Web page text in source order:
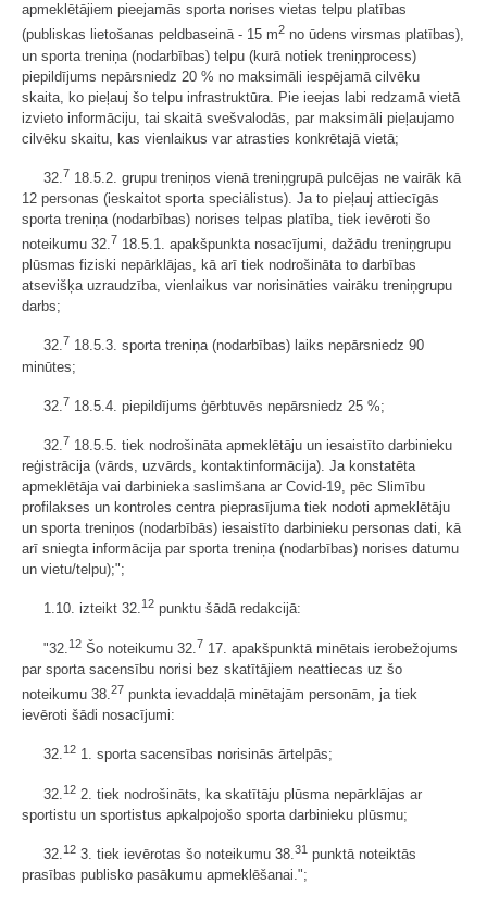
apmeklētājiem pieejamās sporta norises vietas telpu platības
(publiskas lietošanas peldbaseinā - 15 m2 no ūdens virsmas platības),
un sporta treniņa (nodarbības) telpu (kurā notiek treniņprocess)
piepildījums nepārsniedz 20 % no maksimāli iespējamā cilvēku
skaita, ko pieļauj šo telpu infrastruktūra. Pie ieejas labi redzamā vietā
izvieto informāciju, tai skaitā svešvalodās, par maksimāli pieļaujamo
cilvēku skaitu, kas vienlaikus var atrasties konkrētajā vietā;
32.7 18.5.2. grupu treniņos vienā treniņgrupā pulcējas ne vairāk kā
12 personas (ieskaitot sporta speciālistus). Ja to pieļauj attiecīgās
sporta treniņa (nodarbības) norises telpas platība, tiek ievēroti šo
noteikumu 32.7 18.5.1. apakšpunkta nosacījumi, dažādu treniņgrupu
plūsmas fiziski nepārklājas, kā arī tiek nodrošināta to darbības
atsevišķa uzraudzība, vienlaikus var norisināties vairāku treniņgrupu
darbs;
32.7 18.5.3. sporta treniņa (nodarbības) laiks nepārsniedz 90
minūtes;
32. 7 18.5.4. piepildījums ģērbtuvēs nepārsniedz 25 %;
32.7 18.5.5. tiek nodrošināta apmeklētāju un iesaistīto darbinieku
reģistrācija (vārds, uzvārds, kontaktinformācija). Ja konstatēta
apmeklētāja vai darbinieka saslimšana ar Covid-19, pēc Slimību
profilakses un kontroles centra pieprasījuma tiek nodoti apmeklētāju
un sporta treniņos (nodarbībās) iesaistīto darbinieku personas dati, kā
arī sniegta informācija par sporta treniņa (nodarbības) norises datumu
un vietu/telpu);";
1.10. izteikt 32.12 punktu šādā redakcijā:
"32. 12 Šo noteikumu 32. 7 17. apakšpunktā minētais ierobežojums
par sporta sacensību norisi bez skatītājiem neattiecas uz šo
noteikumu 38.27 punkta ievaddaļā minētajām personām, ja tiek
ievēroti šādi nosacījumi:
32.12 1. sporta sacensības norisinās ārtelpās;
32. 12 2. tiek nodrošināts, ka skatītāju plūsma nepārklājas ar
sportistu un sportistus apkalpojošo sporta darbinieku plūsmu;
32.12 3. tiek ievērotas šo noteikumu 38.31 punktā noteiktās
prasības publisko pasākumu apmeklēšanai.";